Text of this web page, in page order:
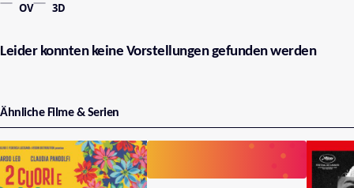
OV 3D
Leider konnten keine Vorstellungen gefunden werden
Ähnliche Filme & Serien